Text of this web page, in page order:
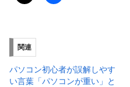
関連
パソコン初心者が誤解しやす
い言葉「パソコンが重い」と